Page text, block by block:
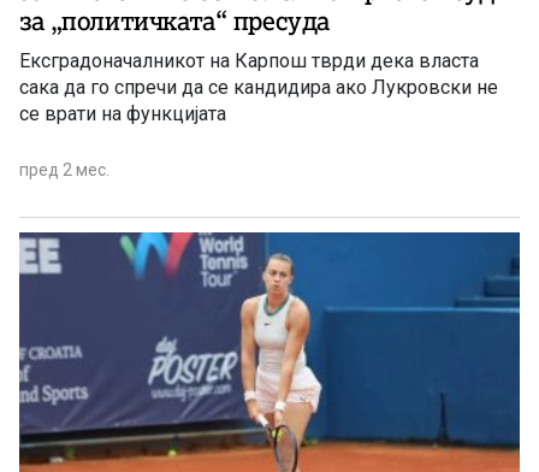
за „политичката“ пресуда
Ексградоначалникот на Карпош тврди дека власта
сака да го спречи да се кандидира ако Лукровски не
се врати на функцијата
пред 2 мес.